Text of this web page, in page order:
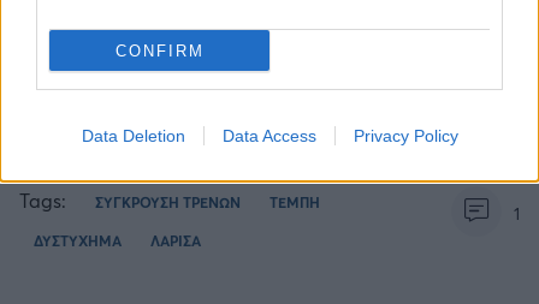
CONFIRM
Data Deletion Data Access Privacy Policy
Σώθηκε από την τραγωδία στα Τέμπη επειδή άργησε το
ταξί και έχασε για 5 λεπτά το τρένο (vid)
Tags: ΣΥΓΚΡΟΥΣΗ ΤΡΕΝΩΝ
ΤΕΜΠΗ
ΔΥΣΤΥΧΗΜΑ
ΛΑΡΙΣΑ
1